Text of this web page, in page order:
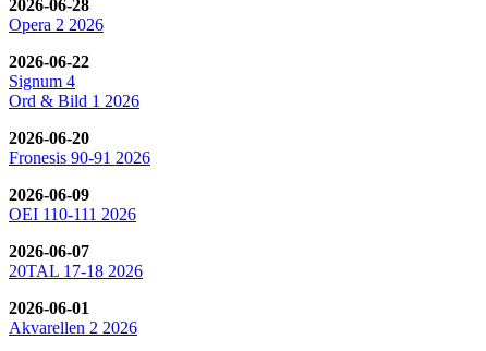
2026-06-28
Opera 2 2026
2026-06-22
Signum 4
Ord & Bild 1 2026
2026-06-20
Fronesis 90-91 2026
2026-06-09
OEI 110-111 2026
2026-06-07
20TAL 17-18 2026
2026-06-01
Akvarellen 2 2026